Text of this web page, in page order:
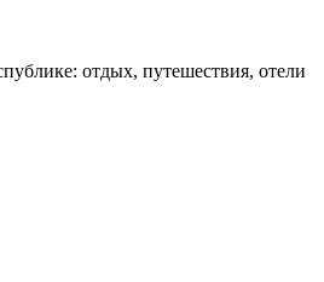
отдых, путешествия, отели